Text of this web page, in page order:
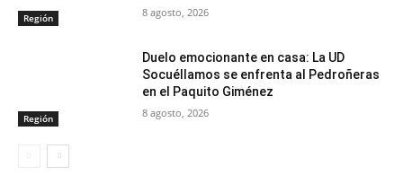
Región 8 agosto, 2026
Región
Duelo emocionante en casa: La UD
Socuéllamos se enfrenta al Pedroñeras
en el Paquito Giménez
8 agosto, 2026